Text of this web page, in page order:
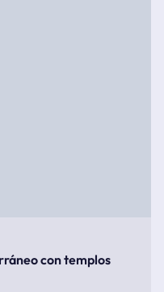
con templos